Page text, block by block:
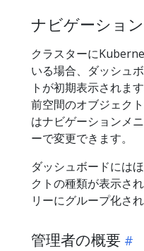
ナビゲーション
クラスターに
いる場合、ダッシュ
トが初期表示されま
前空間のオブジェク
はナビゲーションメ
ーで変更できます。
ダッシュボードには
クトの種類が表示さ
リーにグループ化され
管理者の概要